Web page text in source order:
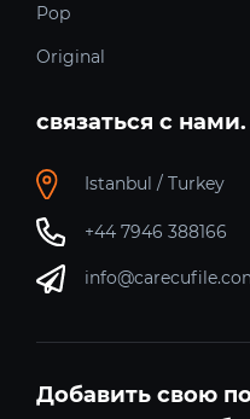
Pop
Original
связаться с нами.
Istanbul / Turkey
+44 7946 388166
Добавить свою